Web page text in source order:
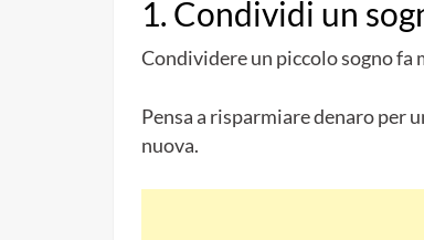
1. Condividi un
Condividere un piccolo sogno fa
Pensa a risparmiare denaro per
nuova.